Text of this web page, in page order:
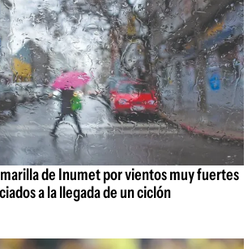
de Inumet por vientos muy fuertes
a la llegada de un ciclón